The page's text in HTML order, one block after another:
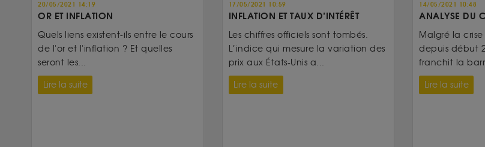
20/05/2021 14:19
OR ET INFLATION
Quels liens existent-ils entre le cours
de l'or et l'inflation ? Et quelles
seront les...
Lire la suite
17/05/2021 10:59
INFLATION ET TAUX D’INTÉRÊT
Les chiffres officiels sont tombés.
L’indice qui mesure la variation des
prix aux États-Unis a...
Lire la suite
14/05/2021 10:48
ANALYSE DU
Malgré la
depuis début
franchit la
Lire la suite